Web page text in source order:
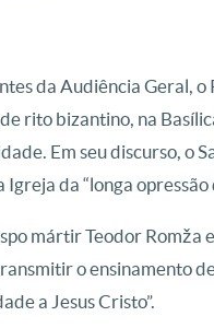
da Audiência Geral, o
rito bizantino, na
Em seu discurso, o
da “longa opressão
mártir Teodor Romža
o ensinamento de
a Jesus Cristo”.